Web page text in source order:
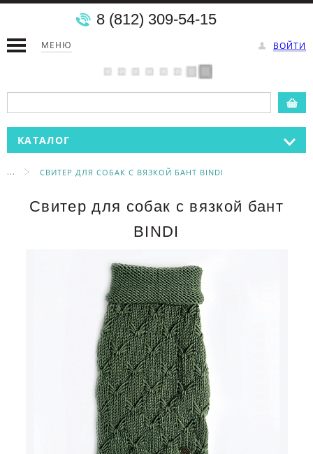
МЕНЮ ВОЙТИ
8 (812) 309-54-15
КАТАЛОГ
... СВИТЕР ДЛЯ СОБАК С ВЯЗКОЙ БАНТ BINDI
Свитер для собак с вязкой бант
BINDI